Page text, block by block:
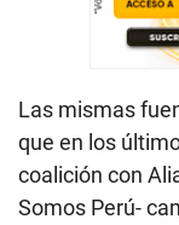
Las mismas
que en los
coalición con
Somos Perú-